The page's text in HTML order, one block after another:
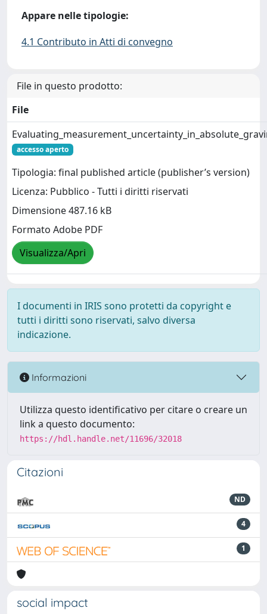
Appare nelle tipologie:
4.1 Contributo in Atti di convegno
File in questo prodotto:
File
accesso aperto
Tipologia: final published article (publisher’s version)
Licenza: Pubblico - Tutti i diritti riservati
Dimensione 487.16 kB
Formato Adobe PDF
Visualizza/Apri
I documenti in IRIS sono protetti da copyright e
tutti i diritti sono riservati, salvo diversa
indicazione.
Informazioni
Utilizza questo identificativo per citare o creare un
link a questo documento:
https://hdl.handle.net/11696/32018
Citazioni
ND
4
1
social impact